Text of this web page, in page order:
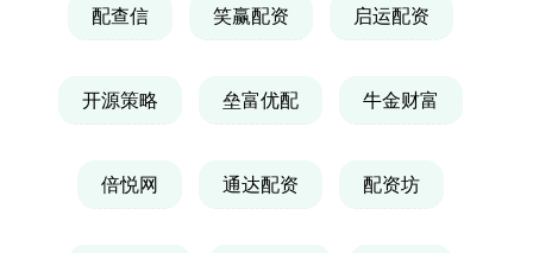
配查信 笑赢配资 启运配资
开源策略 垒富优配 牛金财富
倍悦网 通达配资 配资坊